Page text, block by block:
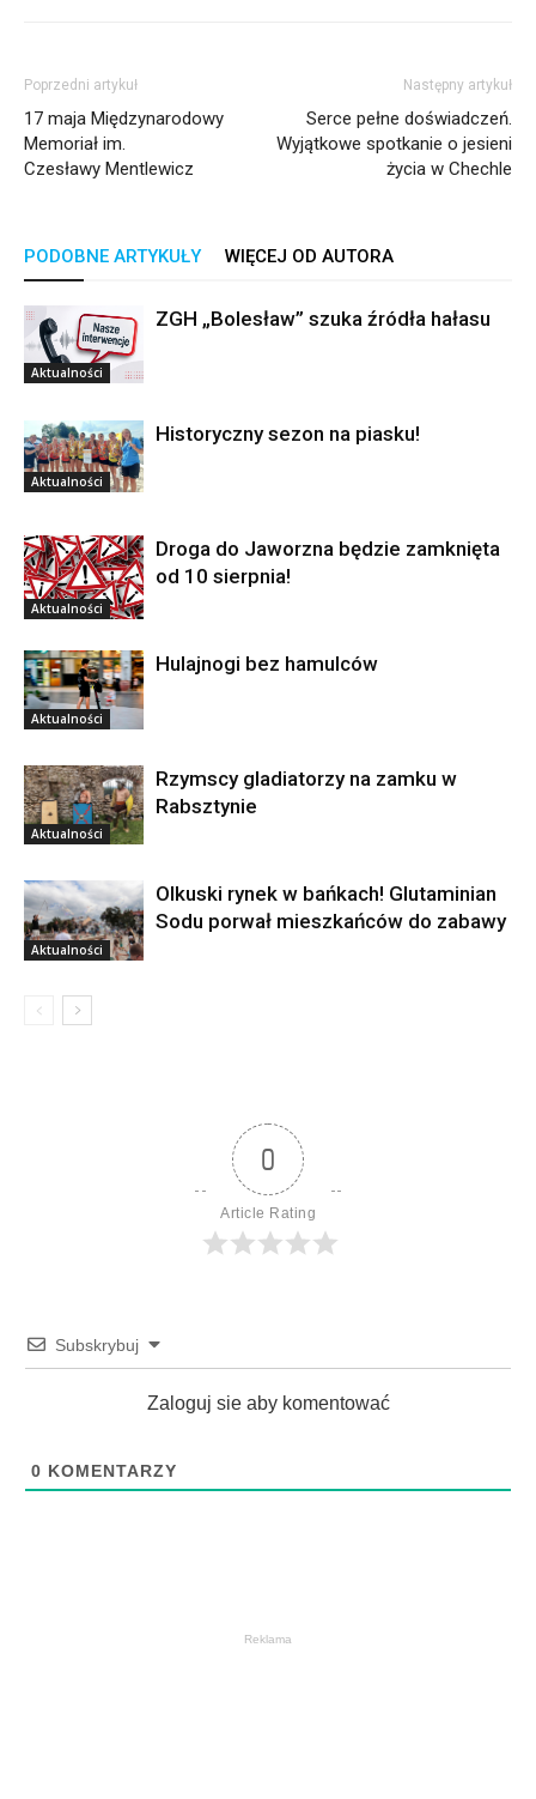
Poprzedni artykuł
17 maja Międzynarodowy
Memoriał im.
Czesławy Mentlewicz
Następny artykuł
Serce pełne doświadczeń.
Wyjątkowe spotkanie o jesieni
życia w Chechle
PODOBNE ARTYKUŁY WIĘCEJ OD AUTORA
Aktualności
ZGH „Bolesław” szuka źródła hałasu
Aktualności
Historyczny sezon na piasku!
Aktualności
Droga do Jaworzna będzie zamknięta
od 10 sierpnia!
Aktualności
Hulajnogi bez hamulców
Aktualności
Rzymscy gladiatorzy na zamku w
Rabsztynie
Aktualności
Olkuski rynek w bańkach! Glutaminian
Sodu porwał mieszkańców do zabawy
0
Article Rating
Subskrybuj
Zaloguj sie aby komentować
0 KOMENTARZY
Reklama